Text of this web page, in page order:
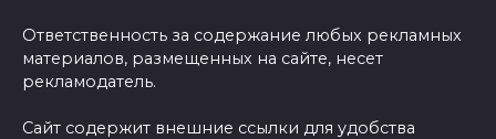
Ответственность за содержание любых рекламных
материалов, размещенных на сайте, несет
рекламодатель.
Сайт содержит внешние ссылки для удобства